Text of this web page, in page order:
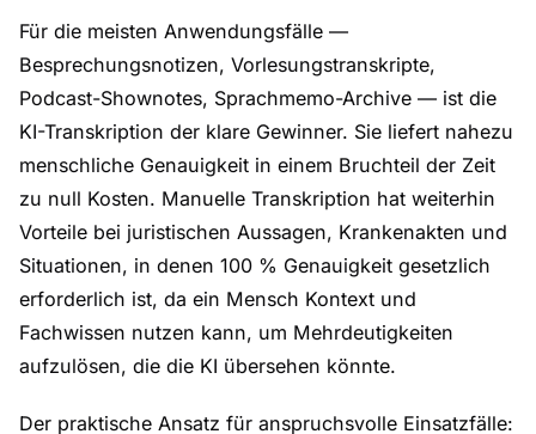
Für die meisten Anwendungsfälle —
Besprechungsnotizen, Vorlesungstranskripte,
Podcast-Shownotes, Sprachmemo-Archive — ist die
KI-Transkription der klare Gewinner. Sie liefert nahezu
menschliche Genauigkeit in einem Bruchteil der Zeit
zu null Kosten. Manuelle Transkription hat weiterhin
Vorteile bei juristischen Aussagen, Krankenakten und
Situationen, in denen 100 % Genauigkeit gesetzlich
erforderlich ist, da ein Mensch Kontext und
Fachwissen nutzen kann, um Mehrdeutigkeiten
aufzulösen, die die KI übersehen könnte.
Der praktische Ansatz für anspruchsvolle Einsatzfälle: